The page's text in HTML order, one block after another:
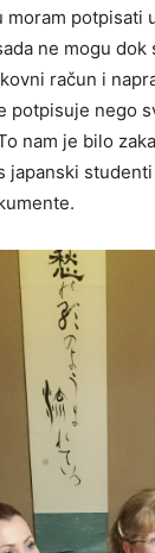
potpisati
ne mogu dok
račun i
potpisuje nego
nam je bilo
japanski